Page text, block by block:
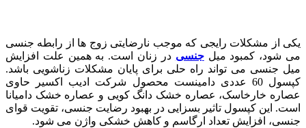
یکی از مشکلات رایجی که موجب نارضایتی زوج ها از رابطه جنسی
می شود، کمبود میلجنسی در زنان است. به همین علت افزایش
میل جنسی می تواند راه حلی برای پایان مشکلات زناشویی باشد.
کپسول 60 عددی دامینست محصول شرکت ادیب اکسیر حاوی
عصاره خارخاسک، عصاره خشک دانگ کویی و عصاره خشک دامیانا
است. این کپسول تاثیر بسزایی در بهبود رضایت جنسی، تقویت قوای
جنسی، افزایش تعداد ارگاسم و کاهش خشکی واژن می شود.